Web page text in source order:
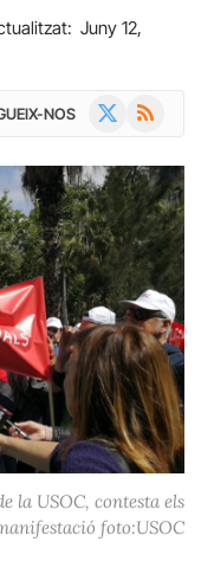
Juny 12,
NOS RSS
la USOC, contesta els
foto:‌USOC